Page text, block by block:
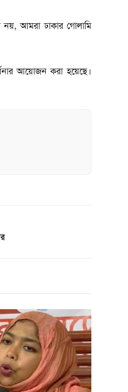
আমরা ঢাকার গোলামি
আয়োজন করা হয়েছে।